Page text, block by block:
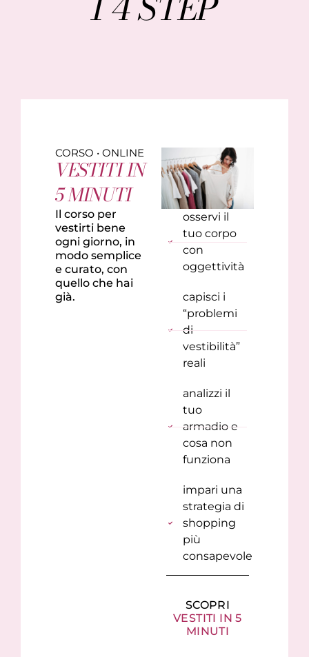
CORSO • ONLINE
VESTITI IN
5 MINUTI
Il corso per
vestirti bene
ogni giorno, in
modo semplice
e curato, con
quello che hai
già.
osservi il
tuo corpo
con
oggettività
capisci i
“problemi
di
vestibilità”
reali
analizzi il
tuo
armadio e
cosa non
funziona
impari una
strategia di
shopping
più
consapevole
SCOPRI
VESTITI IN 5
MINUTI